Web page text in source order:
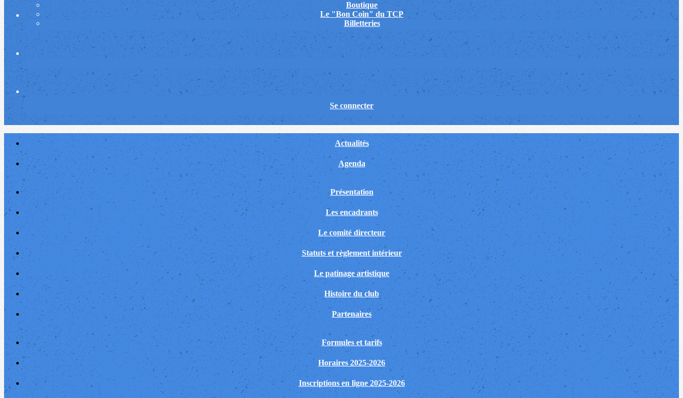
Boutique
Le "Bon Coin" du TCP
Billetteries
Se connecter
Actualités
Agenda
Présentation
Les encadrants
Le comité directeur
Statuts et règlement intérieur
Le patinage artistique
Histoire du club
Partenaires
Formules et tarifs
Horaires 2025-2026
Inscriptions en ligne 2025-2026